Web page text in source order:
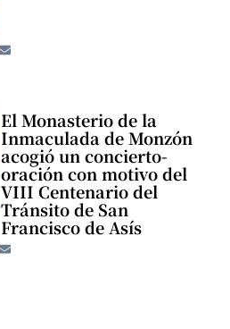
El Monasterio de la
Inmaculada de Monzón
acogió un concierto-
oración con motivo del
VIII Centenario del
Tránsito de San
Francisco de Asís